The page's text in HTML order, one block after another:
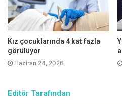
öksürük, gırtlak altı soluk
bağlı stridor denilen genelde
görülmektedir. Şikayetler gece
olmaktadır.
olabildiği gibi, gece uykuya
Kız çocuklarında 4 kat fazla
görülüyor
Haziran 24, 2026
Editör Tarafından